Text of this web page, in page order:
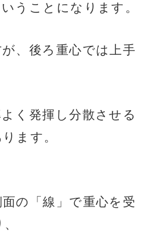
うことになります。
、後ろ重心では上手
く発揮し分散させる
ます。
の「線」で重心を受